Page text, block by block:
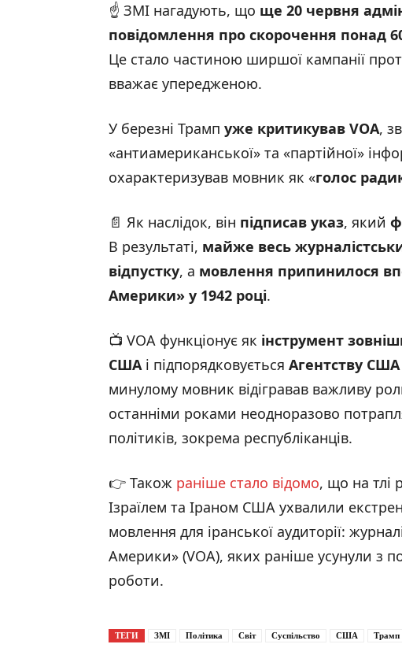
☝️ ЗМІ нагадують, що ще 20 червня
повідомлення про скорочення понад
Це стало частиною ширшої кампанії
вважає упередженою.
У березні Трамп уже критикував VOA,
«антиамериканської» та «партійної»
охарактеризував мовник як «голос
📄 Як наслідок, він підписав указ, який
В результаті, майже весь
відпустку, а мовлення припинилося
Америки» у 1942 році.
📺 VOA функціонує як інструмент
СШАі підпорядковується Агентству США
минулому мовник відігравав важливу
останніми роками неодноразово
політиків, зокрема республіканців.
👉 Також раніше стало відомо, що на тлі
Ізраїлем та Іраном США ухвалили
мовлення для іранської аудиторії:
Америки» (VOA), яких раніше усунули з
роботи.
ТЕГИ ЗМІ Політика Світ Суспільство США Трамп